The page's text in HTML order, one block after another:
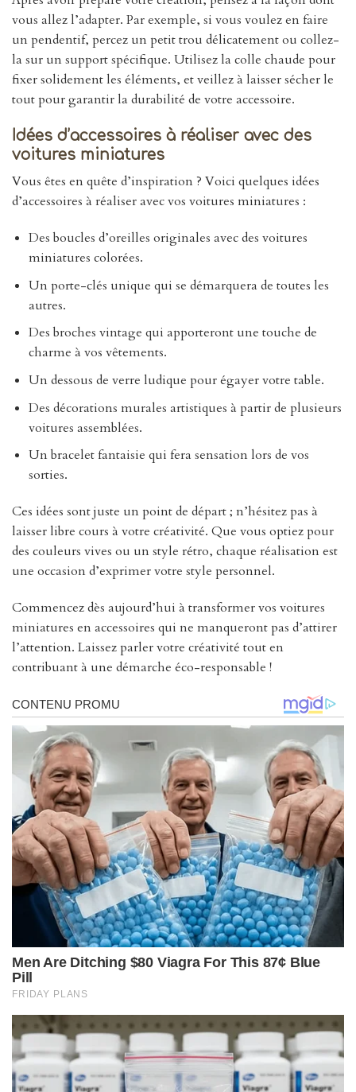
vous allez l’adapter. Par exemple, si vous voulez en faire
un pendentif, percez un petit trou délicatement ou collez-
la sur un support spécifique. Utilisez la colle chaude pour
fixer solidement les éléments, et veillez à laisser sécher le
tout pour garantir la durabilité de votre accessoire.
Idées d’accessoires à réaliser avec des
voitures miniatures
Vous êtes en quête d’inspiration ? Voici quelques idées
d’accessoires à réaliser avec vos voitures miniatures :
Des boucles d’oreilles originales avec des voitures
miniatures colorées.
Un porte-clés unique qui se démarquera de toutes les
autres.
Des broches vintage qui apporteront une touche de
charme à vos vêtements.
Un dessous de verre ludique pour égayer votre table.
Des décorations murales artistiques à partir de plusieurs
voitures assemblées.
Un bracelet fantaisie qui fera sensation lors de vos
sorties.
Ces idées sont juste un point de départ ; n’hésitez pas à
laisser libre cours à votre créativité. Que vous optiez pour
des couleurs vives ou un style rétro, chaque réalisation est
une occasion d’exprimer votre style personnel.
Commencez dès aujourd’hui à transformer vos voitures
miniatures en accessoires qui ne manqueront pas d’attirer
l’attention. Laissez parler votre créativité tout en
contribuant à une démarche éco-responsable !